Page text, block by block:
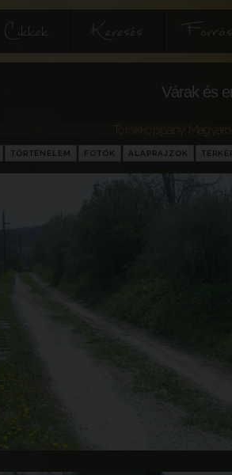
Cikkek Keresés
Várak és
Törökkoppány
TÖRTÉNELEM FOTÓK ALAPRAJZOK